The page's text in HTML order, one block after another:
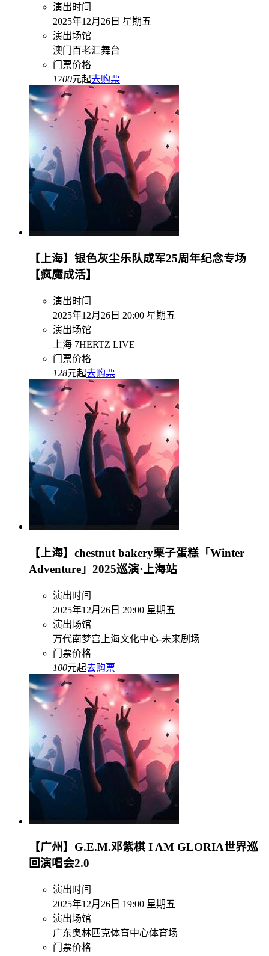
演出时间
2025年12月26日 星期五
演出场馆
澳门百老汇舞台
门票价格
1700元起去购票
【上海】银色灰尘乐队成军25周年纪念专场
【疯魔成活】
演出时间
2025年12月26日 20:00 星期五
演出场馆
上海 7HERTZ LIVE
门票价格
128元起去购票
【上海】chestnut bakery栗子蛋糕「Winter
Adventure」2025巡演·上海站
演出时间
2025年12月26日 20:00 星期五
演出场馆
万代南梦宫上海文化中心-未来剧场
门票价格
100元起去购票
【广州】G.E.M.邓紫棋 I AM GLORIA世界巡
回演唱会2.0
演出时间
2025年12月26日 19:00 星期五
演出场馆
广东奥林匹克体育中心体育场
门票价格